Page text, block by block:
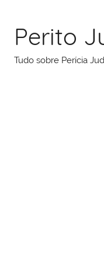
conteúdo
Perito
Tudo sobre Perícia